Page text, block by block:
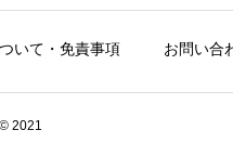
いて・免責事項 お問い合
2021